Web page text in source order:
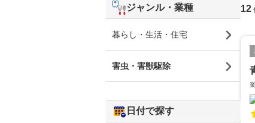
12
ジャンル・業種
暮らし・生活・住宅
害虫・害獣駆除
日付で探す